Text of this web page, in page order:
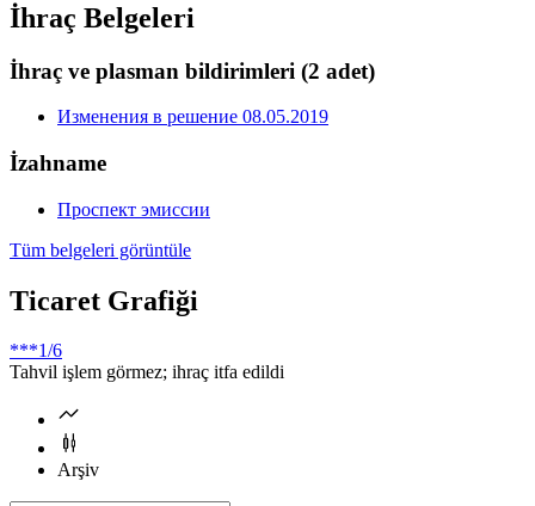
İhraç Belgeleri
İhraç ve plasman bildirimleri (2 adet)
Изменения в решение 08.05.2019
İzahname
Проспект эмиссии
Tüm belgeleri görüntüle
Ticaret Grafiği
***1/6
Tahvil işlem görmez; ihraç itfa edildi
Arşiv